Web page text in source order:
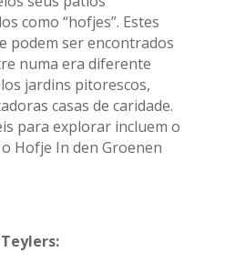
como “hofjes”. Estes
podem ser encontrados
numa era diferente
jardins pitorescos,
casas de caridade.
para explorar incluem o
Hofje In den Groenen